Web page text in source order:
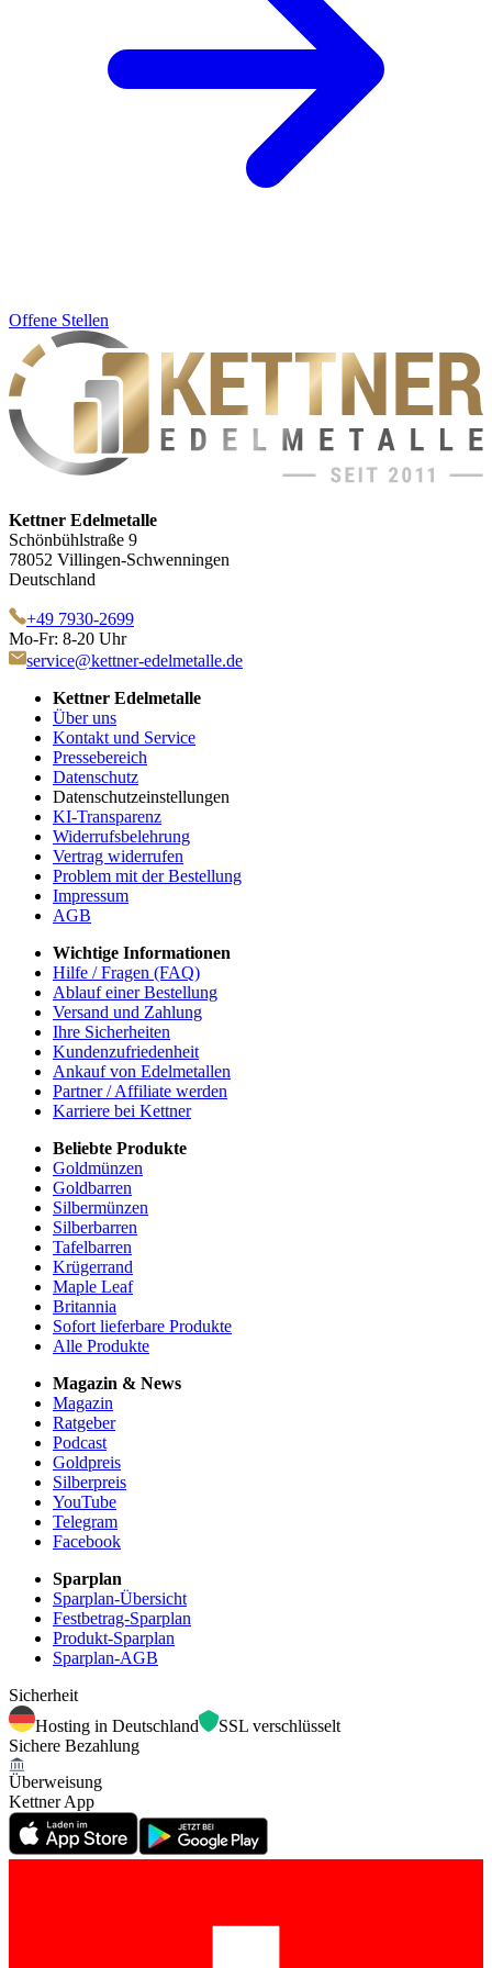
Offene Stellen
Kettner Edelmetalle
Schönbühlstraße 9
78052 Villingen-Schwenningen
Deutschland
+49 7930-2699
Mo-Fr: 8-20 Uhr
service@kettner-edelmetalle.de
Kettner Edelmetalle
Über uns
Kontakt und Service
Pressebereich
Datenschutz
Datenschutzeinstellungen
KI-Transparenz
Widerrufsbelehrung
Vertrag widerrufen
Problem mit der Bestellung
Impressum
AGB
Wichtige Informationen
Hilfe / Fragen (FAQ)
Ablauf einer Bestellung
Versand und Zahlung
Ihre Sicherheiten
Kundenzufriedenheit
Ankauf von Edelmetallen
Partner / Affiliate werden
Karriere bei Kettner
Beliebte Produkte
Goldmünzen
Goldbarren
Silbermünzen
Silberbarren
Tafelbarren
Krügerrand
Maple Leaf
Britannia
Sofort lieferbare Produkte
Alle Produkte
Magazin & News
Magazin
Ratgeber
Podcast
Goldpreis
Silberpreis
YouTube
Telegram
Facebook
Sparplan
Sparplan-Übersicht
Festbetrag-Sparplan
Produkt-Sparplan
Sparplan-AGB
Sicherheit
Hosting in Deutschland
SSL verschlüsselt
Sichere Bezahlung
Überweisung
Kettner App